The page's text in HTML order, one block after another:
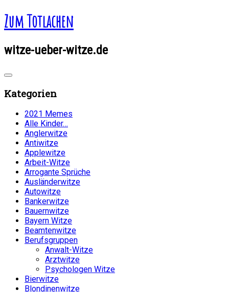
Zum Totlachen
witze-ueber-witze.de
Kategorien
2021 Memes
Alle Kinder…
Anglerwitze
Antiwitze
Applewitze
Arbeit-Witze
Arrogante Sprüche
Ausländerwitze
Autowitze
Bankerwitze
Bauernwitze
Bayern Witze
Beamtenwitze
Berufsgruppen
Anwalt-Witze
Arztwitze
Psychologen Witze
Bierwitze
Blondinenwitze